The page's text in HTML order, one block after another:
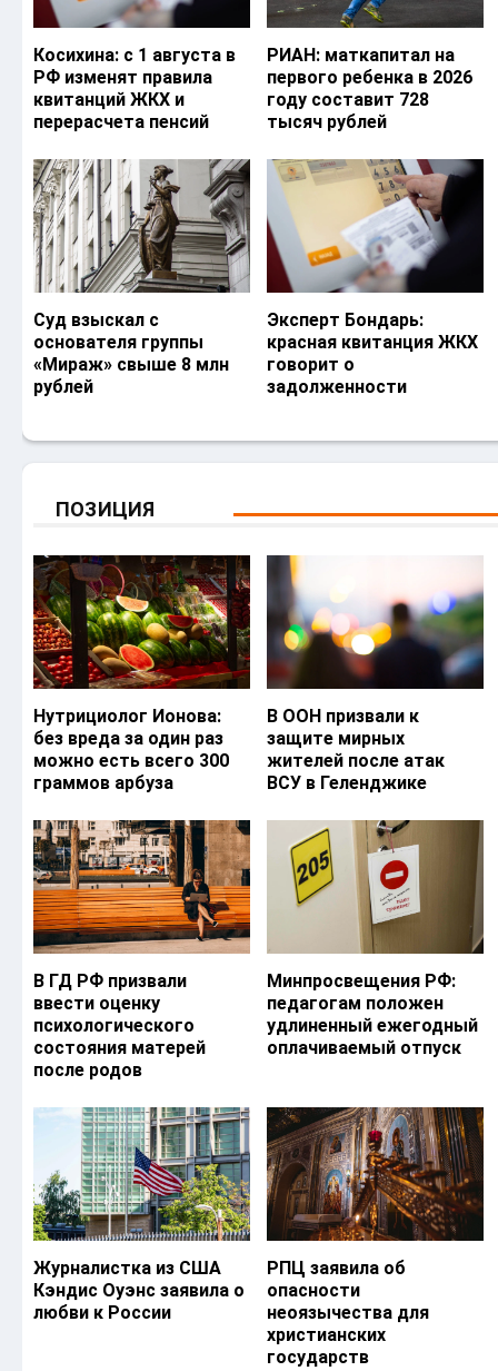
Косихина: с 1 августа в
РФ изменят правила
квитанций ЖКХ и
перерасчета пенсий
РИАН: маткапитал на
первого ребенка в 2026
году составит 728
тысяч рублей
Суд взыскал с
основателя группы
«Мираж» свыше 8 млн
рублей
Эксперт Бондарь:
красная квитанция ЖКХ
говорит о
задолженности
ПОЗИЦИЯ
Нутрициолог Ионова:
без вреда за один раз
можно есть всего 300
граммов арбуза
В ООН призвали к
защите мирных
жителей после атак
ВСУ в Геленджике
В ГД РФ призвали
ввести оценку
психологического
состояния матерей
после родов
Минпросвещения РФ:
педагогам положен
удлиненный ежегодный
оплачиваемый отпуск
Журналистка из США
Кэндис Оуэнс заявила о
любви к России
РПЦ заявила об
опасности
неоязычества для
христианских
государств